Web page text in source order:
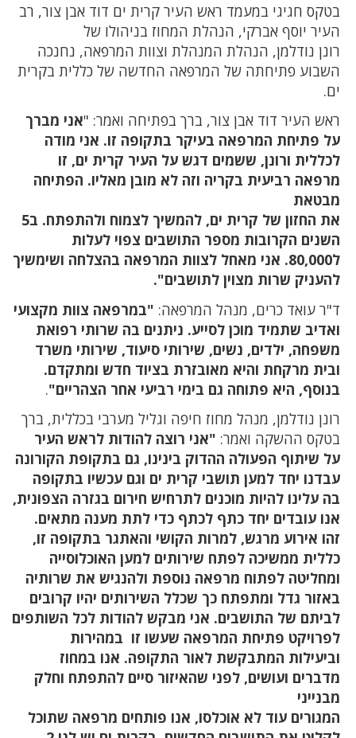
בטקס חגיגי במעמד ראש העיר קרית ים דוד אבן צור, רב
העיר יוסף אברקי, הנהלת המחוז בניהולו של
רונן נודלמן, הנהלת המנהלת וצוות המרפאה, נחנכה
השבוע פתיחתה של המרפאה החדשה של כללית בקרית
ים.
ראש העיר דוד אבן צור, ברך בפתיחה ואמר: "אני מברך
על פתיחת המרפאה בעיקר בתקופה זו. אני מודה
לכללית ורונן, ששמים דגש על העיר קרית ים, זו
מרפאה רביעית בקריה וזה לא מובן מאליו. הפתיחה
מבטאת
את החזון של קרית ים, להמשיך לצמוח ולהתפתח. ב5
השנים הקרובות מספר התושבים צפוי לעלות
ל80,000. אני מאחל לצוות המרפאה בהצלחה ושימשיך
להעניק שרות מצוין לתושבים".
ד"ר עואד כרים, מנהל המרפאה: "במרפאה צוות מקצועי
ואדיב שתמיד מוכן לסייע. ניתנים בה שרותי רפואת
משפחה, ילדים, נשים, שירותי סיעוד, שירותי משרד
ובית מרקחת והיא מאובזרת בציוד חדש ומתקדם.
בנוסף, היא פתוחה גם בימי רביעי אחר הצהריים".
רונן נודלמן, מנהל מחוז חיפה וגליל מערבי בכללית, ברך
בטקס ההשקה ואמר: "אני רוצה להודות לראש העיר
על שיתוף הפעולה ההדוק בינינו, גם בתקופת הקורונה
עבדנו יחד למען תושבי קרית ים וגם עכשיו בתקופה
בה עלינו להיות מוכנים לתרחיש חירום בגזרה הצפונית,
אנו עובדים יחד כתף לכתף כדי לתת מענה מתאים.
זהו אירוע מרגש, למרות הקושי והאתגר בתקופה זו,
כללית ממשיכה לפתח שירותים למען האוכלוסייה
ומחליטה לפתוח מרפאה נוספת ולהנגיש את שרותיה
באזור גדל ומתפתח כך שכלל השירותים יהיו קרובים
לביתם של התושבים. אני מבקש להודות לכל השותפים
לפרויקט פתיחת המרפאה שעשו זו במהירות
וביעילות המתבקשת לאור התקופה. אנו במחוז
מדברים ועושים, לפני שהאיזור סיים להתפתח וחלק
מבנייני
המגורים עוד לא אוכלסו, אנו פותחים מרפאה שתוכל